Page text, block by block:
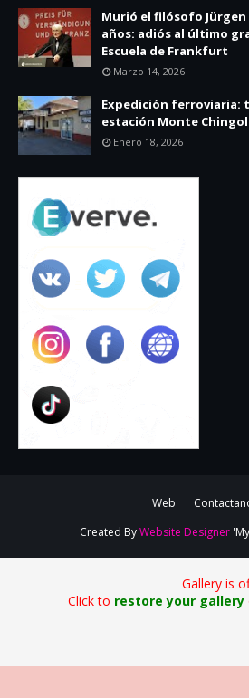
Murió el filósofo Jürgen
años: adiós al último
Escuela de Frankfurt
Marzo 14, 2026
Expedición ferroviaria:
estación Monte
Enero 18, 2026
Web
Created ByWebsite Designer
Gallery is
Click to restore your gallery